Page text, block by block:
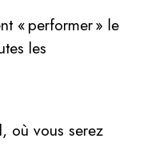
« performer » le
les
où vous serez